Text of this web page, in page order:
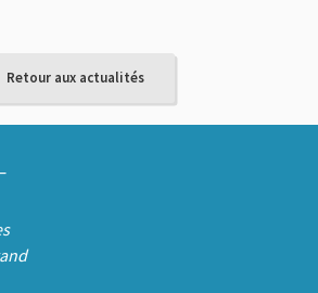
Retour aux actualités